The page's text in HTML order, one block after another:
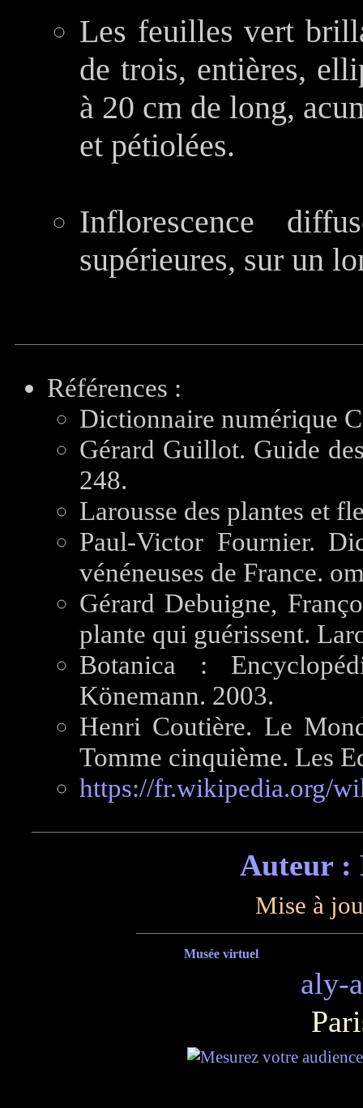
Les feuilles vert
de trois, entières,
à 20 cm de long,
et pétiolées.
Inflorescence
supérieures, sur un
Références :
Dictionnaire numérique
Gérard Guillot. Guide
248.
Larousse des plantes et
Paul-Victor Fournier.
vénéneuses de France.
Gérard Debuigne,
plante qui guérissent.
Botanica :
Könemann. 2003.
Henri Coutière. Le
Tomme cinquième. Les
https://fr.wikipedia.org/
Auteur :
Mise à
Musée virtuel
aly-